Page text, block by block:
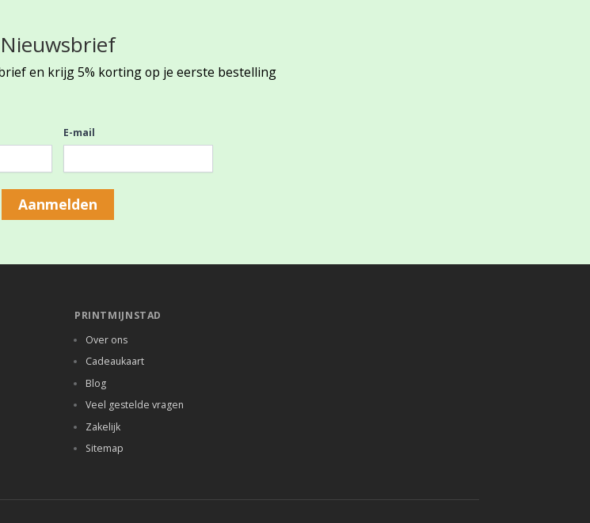
Nieuwsbrief
en krijg 5% korting op je eerste bestelling
E-mail
Aanmelden
PRINTMIJNSTAD
Over ons
Cadeaukaart
Blog
Veel gestelde vragen
Zakelijk
Sitemap